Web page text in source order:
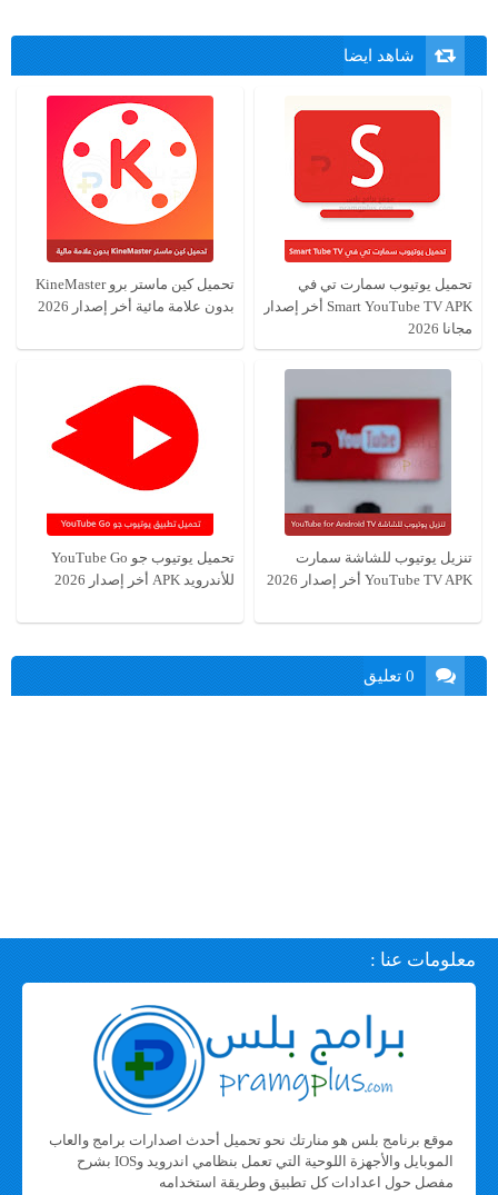
شاهد ايضا
تحميل يوتيوب سمارت تي في
Smart YouTube TV APK أخر إصدار
مجانا 2026
تحميل كين ماستر برو KineMaster
بدون علامة مائية أخر إصدار 2026
تنزيل يوتيوب للشاشة سمارت
YouTube TV APK أخر إصدار 2026
تحميل يوتيوب جو YouTube Go
للأندرويد APK أخر إصدار 2026
0 تعليق
معلومات عنا :
موقع برنامج بلس هو منارتك نحو تحميل أحدث اصدارات برامج والعاب
الموبايل والأجهزة اللوحية التي تعمل بنظامي اندرويد وIOS بشرح
مفصل حول اعدادات كل تطبيق وطريقة استخدامه